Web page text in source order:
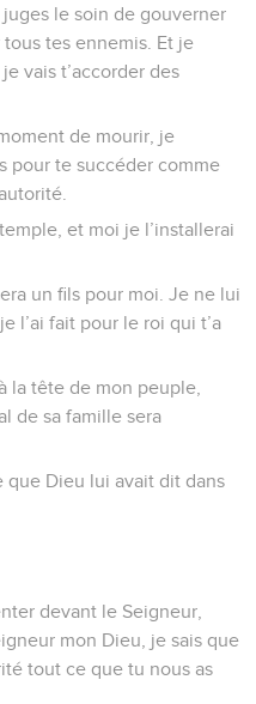
juges le soin de gouverner
tes ennemis. Et je
vais t’accorder des
de mourir, je
pour te succéder comme
et moi je l’installerai
un fils pour moi. Je ne lui
l’ai fait pour le roi qui t’a
la tête de mon peuple,
de sa famille sera
que Dieu lui avait dit dans
devant le Seigneur,
mon Dieu, je sais que
tout ce que tu nous as